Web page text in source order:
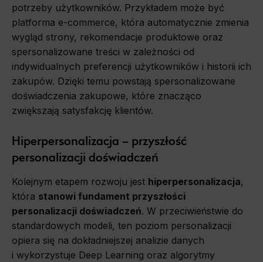
potrzeby użytkowników. Przykładem może być
platforma e-commerce, która automatycznie zmienia
wygląd strony, rekomendacje produktowe oraz
spersonalizowane treści w zależności od
indywidualnych preferencji użytkowników i historii ich
zakupów. Dzięki temu powstają spersonalizowane
doświadczenia zakupowe, które znacząco
zwiększają satysfakcję klientów.
Hiperpersonalizacja – przyszłość
personalizacji doświadczeń
Kolejnym etapem rozwoju jest hiperpersonalizacja,
która stanowi fundament przyszłości
personalizacji doświadczeń. W przeciwieństwie do
standardowych modeli, ten poziom personalizacji
opiera się na dokładniejszej analizie danych
i wykorzystuje Deep Learning oraz algorytmy